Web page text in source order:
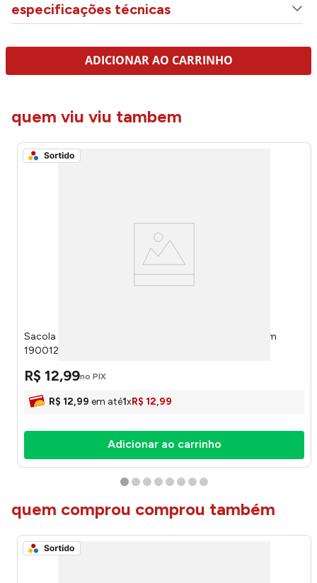
especificações técnicas
ADICIONAR AO CARRINHO
quem viu viu tambem
Sacola de Presente Casual Grande Sortida 38x34x15cm
19001242 - Cromus
R$ 12,99no PIX
R$ 12,99 em até1xR$ 12,99
Adicionar ao carrinho
quem comprou comprou também